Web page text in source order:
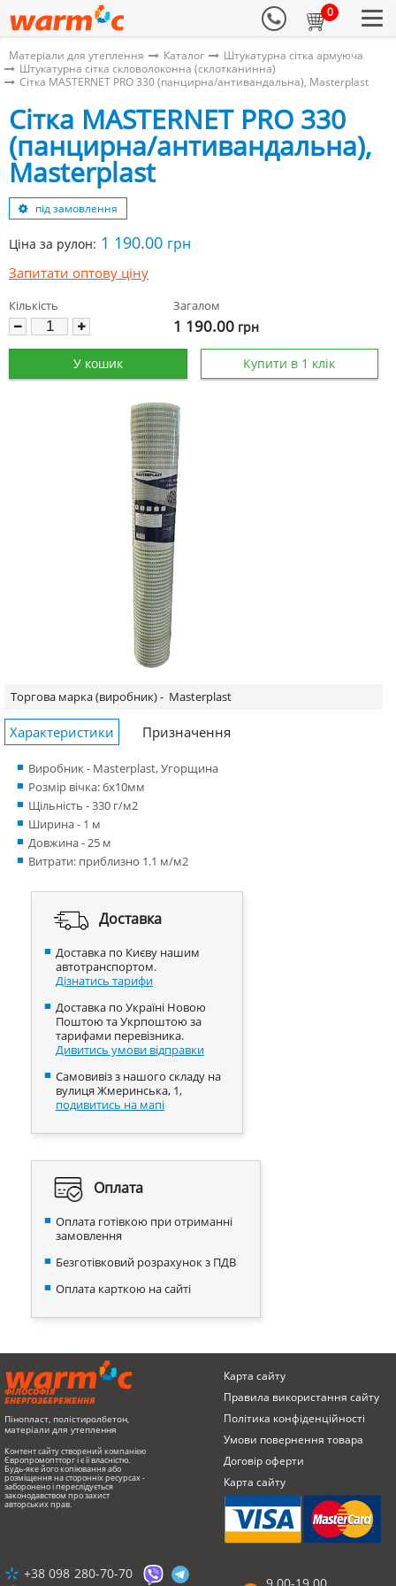
0
Матеріали для утеплення Каталог
Штукатурна сітка армуюча
Штукатурна сітка скловолоконна (склотканинна)
Сітка MASTERNET PRO 330 (панцирна/антивандальна), Masterplast
Сітка MASTERNET PRO 330
(панцирна/антивандальна),
Masterplast
під замовлення
Ціна за рулон: 1 190.00 грн
Запитати оптову ціну
Кількість Загалом
1 190.00 грн
У кошик Купити в 1 клік
Торгова марка (виробник) - Masterplast
Характеристики Призначення
Виробник - Masterplast, Угорщина
Розмір вічка: 6х10мм
Щільність - 330 г/м2
Ширина - 1 м
Довжина - 25 м
Витрати: приблизно 1.1 м/м2
Доставка
Доставка по Києву нашим
автотранспортом.
Дізнатись тарифи
Доставка по Україні Новою
Поштою та Укрпоштою за
тарифами перевізника.
Дивитись умови відправки
Самовивіз з нашого складу на
вулиця Жмеринська, 1,
подивитись на мапі
Оплата
Оплата готівкою при отриманні
замовлення
Безготівковий розрахунок з ПДВ
Оплата карткою на сайті
ФІЛОСОФІЯ
ЕНЕРГОЗБЕРЕЖЕННЯ
Пінопласт, полістиролбетон,
матеріали для утеплення
Контент сайту створений компанією
Європромоптторг і є її власністю.
Будь-яке його копіювання або
розміщення на сторонніх ресурсах -
заборонено і переслідується
законодавством про захист
авторських прав.
Карта сайту
Правила використання сайту
Політика конфіденційності
Умови повернення товарa
Договір оферти
Карта сайту
9.00-19.00
+38 098 280-70-70